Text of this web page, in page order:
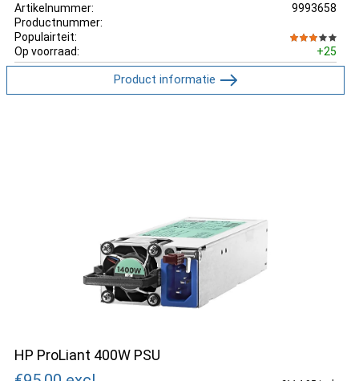
Artikelnummer:
9993658
Productnummer:
Populairteit:
Op voorraad:
+25
Product informatie
HP ProLiant 400W PSU